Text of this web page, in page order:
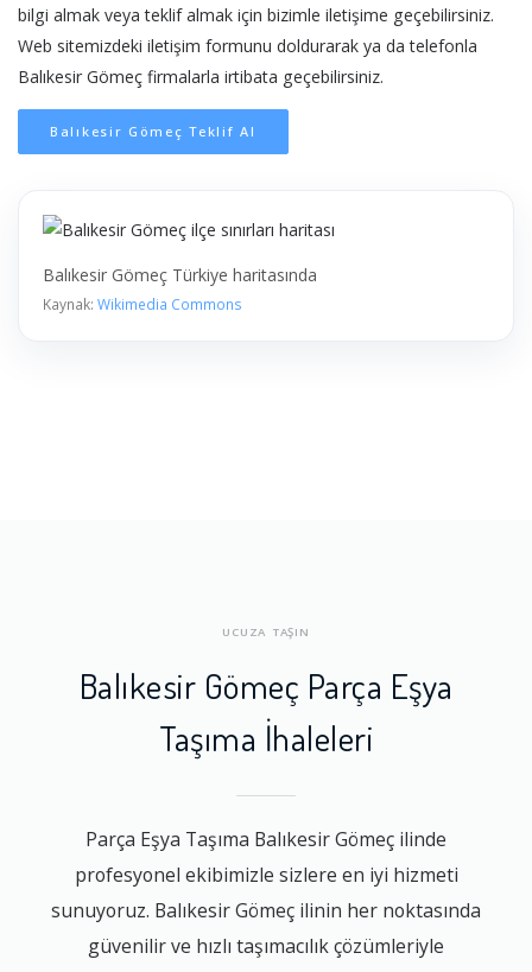
bilgi almak veya teklif almak için bizimle iletişime geçebilirsiniz.
Web sitemizdeki iletişim formunu doldurarak ya da telefonla
Balıkesir Gömeç firmalarla irtibata geçebilirsiniz.
Balıkesir Gömeç Teklif Al
Balıkesir Gömeç Türkiye haritasında
Kaynak: Wikimedia Commons
UCUZA TAŞIN
Balıkesir Gömeç Parça Eşya
Taşıma İhaleleri
Parça Eşya Taşıma Balıkesir Gömeç ilinde
profesyonel ekibimizle sizlere en iyi hizmeti
sunuyoruz. Balıkesir Gömeç ilinin her noktasında
güvenilir ve hızlı taşımacılık çözümleriyle